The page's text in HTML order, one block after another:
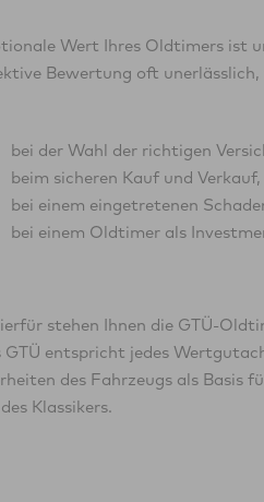
Wert Ihres Oldtimers ist
Bewertung oft unerlässlich,
bei der Wahl der richtigen
beim sicheren Kauf und Verkauf,
bei einem eingetretenen
bei einem Oldtimer als
stehen Ihnen die GTÜ-
GTÜ entspricht jedes
des Fahrzeugs als Basis
Klassikers.